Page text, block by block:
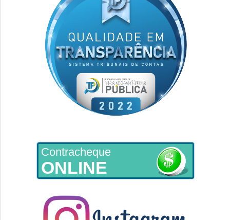
Contracheque
ONLINE